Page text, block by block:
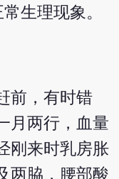
生理现象。
前，有时错
月两行，血量
刚来时乳房胀
两脇，腰部酸